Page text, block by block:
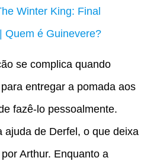
Winter King: Final
Quem é Guinevere?
se complica quando
entregar a pomada aos
fazê-lo pessoalmente.
ajuda de Derfel, o que deixa
Arthur. Enquanto a